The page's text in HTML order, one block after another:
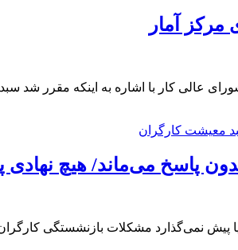
آمار
عالی کار با اشاره به اینکه مقرر شد
معیشت کارگران
پاسخ می‌ماند/ هیچ نهادی
پیش نمی‌گذارد مشکلات بازنشستگی